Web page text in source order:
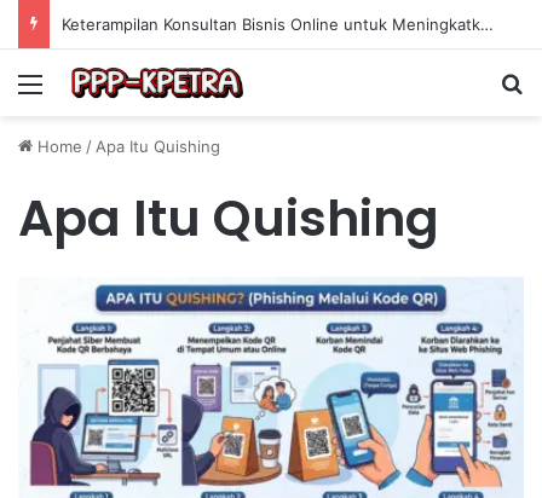
Keterampilan Konsultan Bisnis Online untuk Meningkatkan Pendapatan Berdasarkan Pengalaman Praktis
Menu
Home / Apa Itu Quishing
Apa Itu Quishing